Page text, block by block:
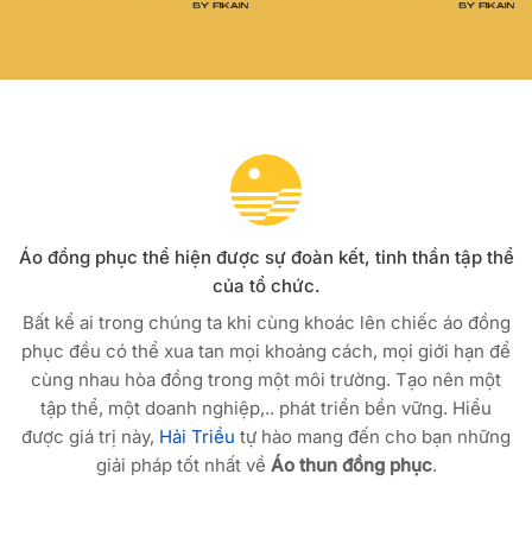
Áo đồng phục thể hiện được sự đoàn kết, tinh thần tập thể
của tổ chức.
Bất kể ai trong chúng ta khi cùng khoác lên chiếc áo đồng
phục đều có thể xua tan mọi khoảng cách, mọi giới hạn để
cùng nhau hòa đồng trong một môi trường. Tạo nên một
tập thể, một doanh nghiệp,.. phát triển bền vững. Hiểu
được giá trị này, Hải Triều tự hào mang đến cho bạn những
giải pháp tốt nhất về Áo thun đồng phục.